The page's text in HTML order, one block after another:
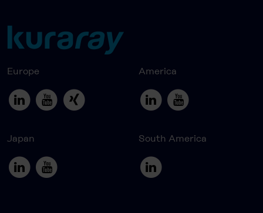
Europe America
Japan South America